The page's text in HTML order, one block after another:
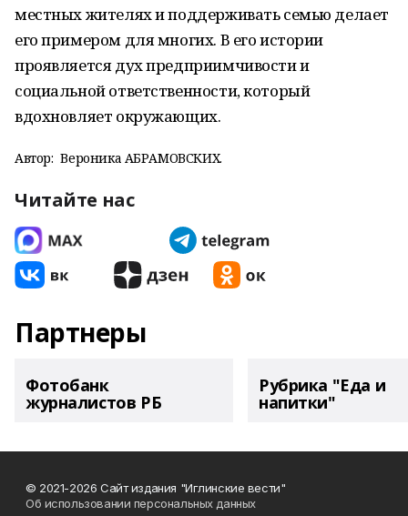
местных жителях и поддерживать семью делает
его примером для многих. В его истории
проявляется дух предприимчивости и
социальной ответственности, который
вдохновляет окружающих.
Автор: Вероника АБРАМОВСКИХ.
Читайте нас
Партнеры
Фотобанк
журналистов РБ
Рубрика "Еда и
напитки"
© 2021-2026 Сайт издания "Иглинские вести"
Об использовании персональных данных